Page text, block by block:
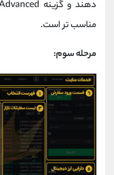
مناسب تر است.
مرحله سوم: